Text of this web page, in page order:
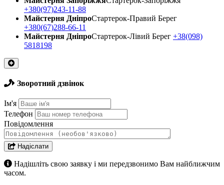
+380(97)243-11-88
Майстерня ДнiпроСтартерок-Правий Берег
+380(67)288-66-11
Майстерня ДнiпроСтартерок-Лівий Берег +38(098)
5818198
Зворотний дзвінок
Ім'я
Телефон
Повідомлення
Надіслати
Надішліть свою заявку і ми передзвонимо Вам найближчим
часом.